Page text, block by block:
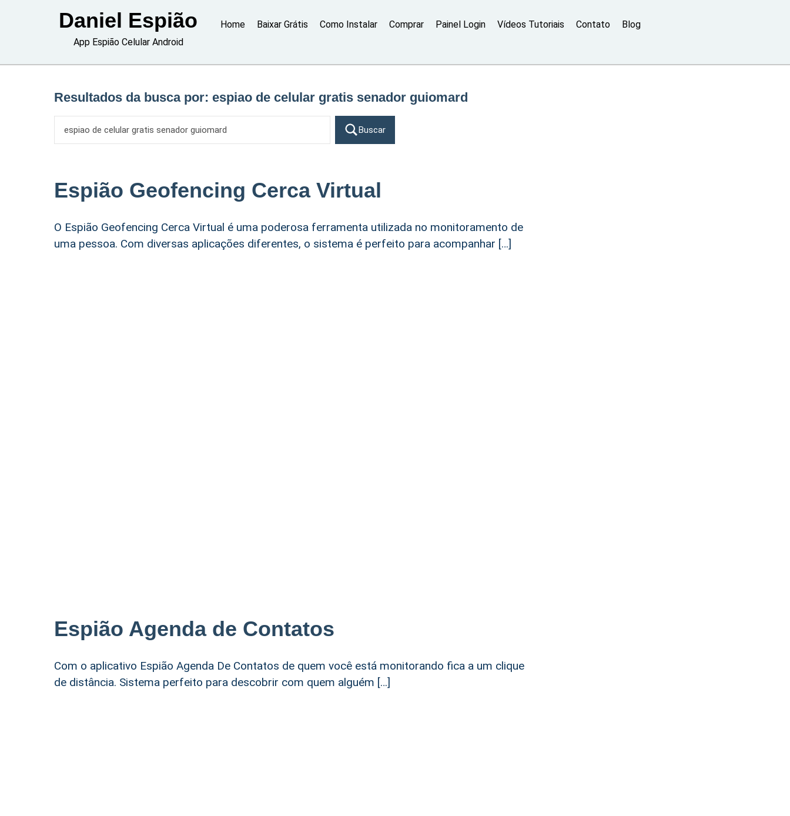
Daniel Espião
App Espião Celular Android
Home Baixar Grátis Como Instalar Comprar Painel Login Vídeos Tutoriais Contato Blog
Resultados da busca por: espiao de celular gratis senador guiomard
Buscar
Espião Geofencing Cerca Virtual
O Espião Geofencing Cerca Virtual é uma poderosa ferramenta utilizada no monitoramento de
uma pessoa. Com diversas aplicações diferentes, o sistema é perfeito para acompanhar […]
Espião Agenda de Contatos
Com o aplicativo Espião Agenda De Contatos de quem você está monitorando fica a um clique
de distância. Sistema perfeito para descobrir com quem alguém […]